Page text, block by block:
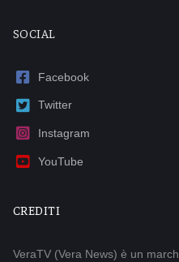
SOCIAL
Facebook
Twitter
Instagram
YouTube
CREDITI
VeraTV (Vera News) è un